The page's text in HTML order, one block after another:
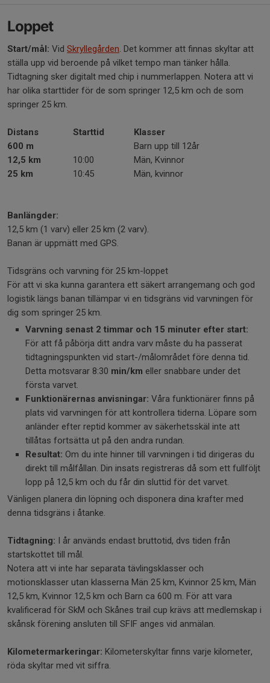
Loppet
Start/mål: Vid Skryllegården. Det kommer att finnas skyltar att
ställa upp vid beroende på vilket tempo man tänker hålla.
Tidtagning sker digitalt med chip i nummerlappen. Notera att vi
har olika starttider för de som springer 12,5 km och de som
springer 25 km.
Distans Starttid
Klasser
600 m
Barn upp till 12år
12,5 km
10:00
Män, Kvinnor
25 km
10:45 Män, kvinnor
Banlängder:
12,5 km (1 varv) eller 25 km (2 varv).
Banan är uppmätt med GPS.
Tidsgräns och varvning för 25 km-loppet
För att vi ska kunna garantera ett säkert arrangemang och god
logistik längs banan tillämpar vi en tidsgräns vid varvningen för
dig som springer 25 km.
Varvning senast 2 timmar och 15 minuter efter start:
För att få påbörja ditt andra varv måste du ha passerat
tidtagningspunkten vid start-/målområdet före denna tid.
Detta motsvarar 8:30 min/km eller snabbare under det
första varvet.
Funktionärernas anvisningar: Våra funktionärer finns på
plats vid varvningen för att kontrollera tiderna. Löpare som
anländer efter reptid kommer av säkerhetsskäl inte att
tillåtas fortsätta ut på den andra rundan.
Resultat: Om du inte hinner till varvningen i tid dirigeras du
direkt till målfållan. Din insats registreras då som ett fullföljt
lopp på 12,5 km och du får din sluttid för det varvet.
Vänligen planera din löpning och disponera dina krafter med
denna tidsgräns i åtanke.
Tidtagning: I år används endast bruttotid, dvs tiden från
startskottet till mål.
Notera att vi inte har separata tävlingsklasser och
motionsklasser utan klasserna Män 25 km, Kvinnor 25 km, Män
12,5 km, Kvinnor 12,5 km och Barn ca 600 m. För att vara
kvalificerad för SkM och Skånes trail cup krävs att medlemskap i
skånsk förening ansluten till SFIF anges vid anmälan.
Kilometermarkeringar: Kilometerskyltar finns varje kilometer,
röda skyltar med vit siffra.